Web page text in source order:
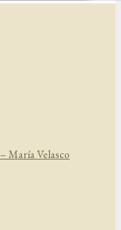
María Velasco